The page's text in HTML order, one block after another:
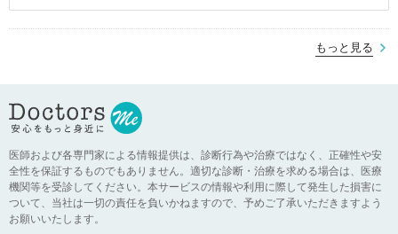
もっと見る
医師および各専門家による情報提供は、診断行為や治療ではなく、正確性や安
全性を保証するものでもありません。適切な診断・治療を求める場合は、医療
機関等を受診してください。本サービスの情報や利用に際して発生した損害に
ついて、当社は一切の責任を負いかねますので、予めご了承いただきますよう
お願いいたします。